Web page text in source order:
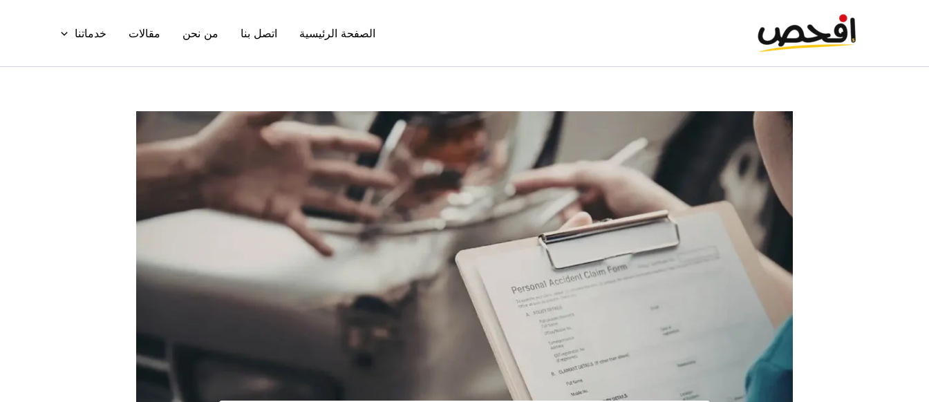
الصفحة الرئيسية اتصل بنا من نحن مقالات خدماتنا